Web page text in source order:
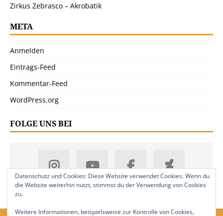
Zirkus Zebrasco – Akrobatik
META
Anmelden
Eintrags-Feed
Kommentar-Feed
WordPress.org
FOLGE UNS BEI
Datenschutz und Cookies: Diese Website verwendet Cookies. Wenn du
die Website weiterhin nutzt, stimmst du der Verwendung von Cookies
zu.
Weitere Informationen, beispielsweise zur Kontrolle von Cookies,